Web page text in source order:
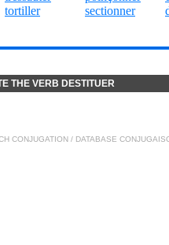
tortiller
sectionner
THE VERB DESTITUER
CONJUGATION / DATABASE